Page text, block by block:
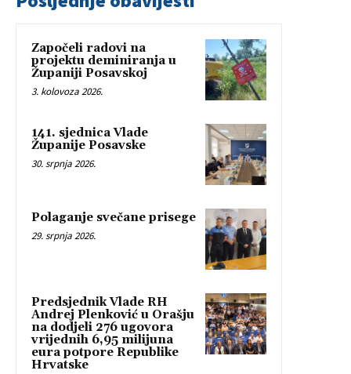
Započeli radovi na
projektu deminiranja u
Županiji Posavskoj
3. kolovoza 2026.
141. sjednica Vlade
Županije Posavske
30. srpnja 2026.
Polaganje svečane prisege
29. srpnja 2026.
Predsjednik Vlade RH
Andrej Plenković u Orašju
na dodjeli 276 ugovora
vrijednih 6,95 milijuna
eura potpore Republike
Hrvatske